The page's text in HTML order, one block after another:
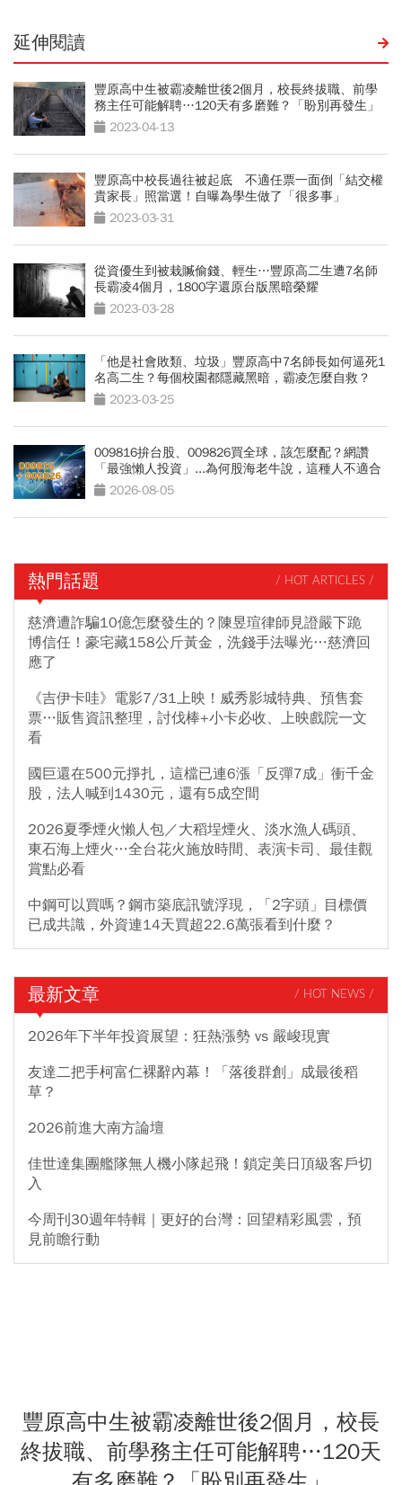
延伸閱讀
豐原高中生被霸凌離世後2個月，校長終拔職、前學
務主任可能解聘…120天有多磨難？「盼別再發生」
2023-04-13
豐原高中校長過往被起底 不適任票一面倒「結交權
貴家長」照當選！自曝為學生做了「很多事」
2023-03-31
從資優生到被栽贓偷錢、輕生…豐原高二生遭7名師
長霸凌4個月，1800字還原台版黑暗榮耀
2023-03-28
「他是社會敗類、垃圾」豐原高中7名師長如何逼死1
名高二生？每個校園都隱藏黑暗，霸凌怎麼自救？
2023-03-25
009816拚台股、009826買全球，該怎麼配？網讚
「最強懶人投資」...為何股海老牛說，這種人不適合
買？2026-08-05
熱門話題 / HOT ARTICLES /
慈濟遭詐騙10億怎麼發生的？陳昱瑄律師見證嚴下跪
博信任！豪宅藏158公斤黃金，洗錢手法曝光…慈濟回
應了
《吉伊卡哇》電影7/31上映！威秀影城特典、預售套
票…販售資訊整理，討伐棒+小卡必收、上映戲院一文
看
國巨還在500元掙扎，這檔已連6漲「反彈7成」衝千金
股，法人喊到1430元，還有5成空間
2026夏季煙火懶人包／大稻埕煙火、淡水漁人碼頭、
東石海上煙火…全台花火施放時間、表演卡司、最佳觀
賞點必看
中鋼可以買嗎？鋼市築底訊號浮現，「2字頭」目標價
已成共識，外資連14天買超22.6萬張看到什麼？
最新文章 / HOT NEWS /
2026年下半年投資展望：狂熱漲勢 vs 嚴峻現實
友達二把手柯富仁裸辭內幕！「落後群創」成最後稻
草？
2026前進大南方論壇
佳世達集團艦隊無人機小隊起飛！鎖定美日頂級客戶切
入
今周刊30週年特輯｜更好的台灣：回望精彩風雲，預
見前瞻行動
豐原高中生被霸凌離世後2個月，校長
終拔職、前學務主任可能解聘…120天